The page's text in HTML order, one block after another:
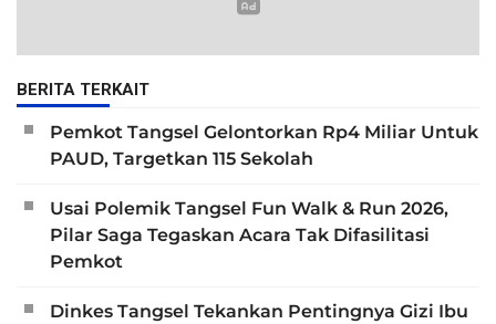
BERITA TERKAIT
Pemkot Tangsel Gelontorkan Rp4 Miliar Untuk
PAUD, Targetkan 115 Sekolah
Usai Polemik Tangsel Fun Walk & Run 2026,
Pilar Saga Tegaskan Acara Tak Difasilitasi
Pemkot
Dinkes Tangsel Tekankan Pentingnya Gizi Ibu